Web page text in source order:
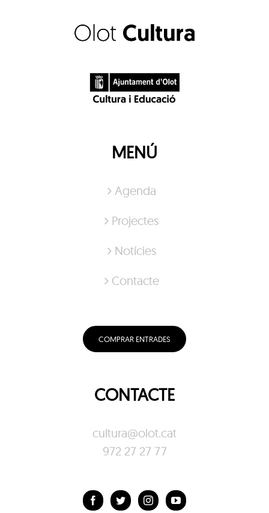
MENÚ
Agenda
Projectes
Notícies
Contacte
COMPRAR ENTRADES
CONTACTE
cultura@olot.cat
972 27 27 77